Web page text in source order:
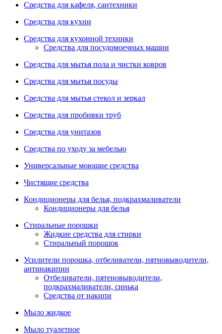
Средства для кафеля, сантехники
Средства для кухни
Средства для кухонной техники
Средства для посудомоечных машин
Средства для мытья пола и чистки ковров
Средства для мытья посуды
Средства для мытья стекол и зеркал
Средства для пробивки труб
Средства для унитазов
Средства по уходу за мебелью
Универсальные моющие средства
Чистящие средства
Кондиционеры для белья, подкрахмаливатели
Кондиционеры для белья
Стиральные порошки
Жидкие средства для стирки
Стиральный порошок
Усилители порошка, отбеливатели, пятновыводители,
антинакипин
Отбеливатели, пятеновыводители,
подкрахмаливатели, синька
Средства от накипи
Мыло жидкое
Мыло туалетное